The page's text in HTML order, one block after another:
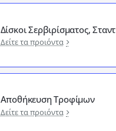
Δίσκοι Σερβιρίσματος, Σταντ
Δείτε τα προιόντα
Αποθήκευση Τροφίμων
Δείτε τα προιόντα